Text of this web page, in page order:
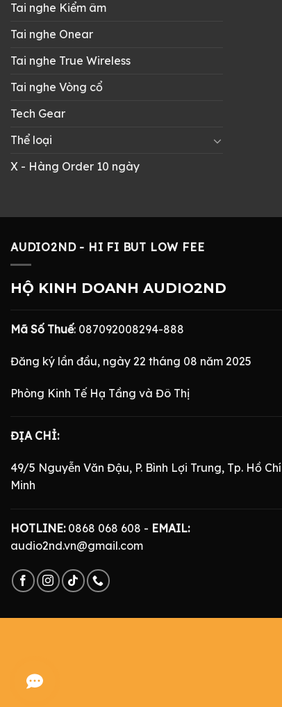
Tai nghe Kiểm âm
Tai nghe Onear
Tai nghe True Wireless
Tai nghe Vòng cổ
Tech Gear
Thể loại
X - Hàng Order 10 ngày
AUDIO2ND - HI FI BUT LOW FEE
HỘ KINH DOANH AUDIO2ND
Mã Số Thuế: 087092008294-888
Đăng ký lần đầu, ngày 22 tháng 08 năm 2025
Phòng Kinh Tế Hạ Tầng và Đô Thị
ĐỊA CHỈ:
49/5 Nguyễn Văn Đậu, P. Bình Lợi Trung, Tp. Hồ Chí
Minh
HOTLINE:0868 068 608 - EMAIL:
audio2nd.vn@gmail.com